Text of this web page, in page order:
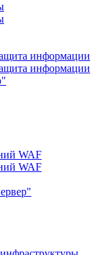
информации
информации
WAF
WAF